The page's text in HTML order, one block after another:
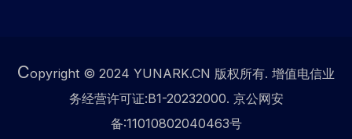
Copyright © 2024 YUNARK.CN 版权所有. 增值电信业
务经营许可证:B1-20232000. 京公网安
备:11010802040463号